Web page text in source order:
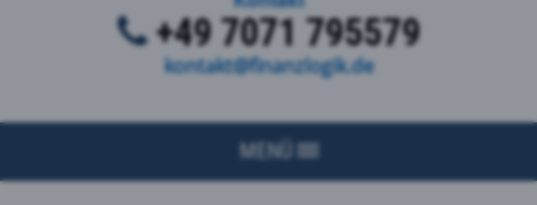
+49 7071 795579
kontakt@finanzlogik.de
MENÜ